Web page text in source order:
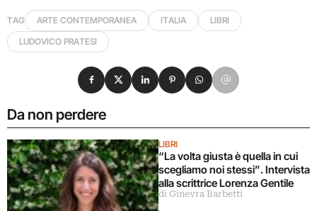
TAG ARTE CONTEMPORANEA ITALIA
LIBRI
LUDOVICO PRATESI
Da non perdere
LIBRI
“La volta giusta è quella in cui
scegliamo noi stessi”. Intervista
alla scrittrice Lorenza Gentile
di Ginevra Barbetti
Condividi su Facebook
Condividi su X
Condividi su LinkedIn
Condividi su Pinterest
Condividi su WhatsApp
Condividi su Email